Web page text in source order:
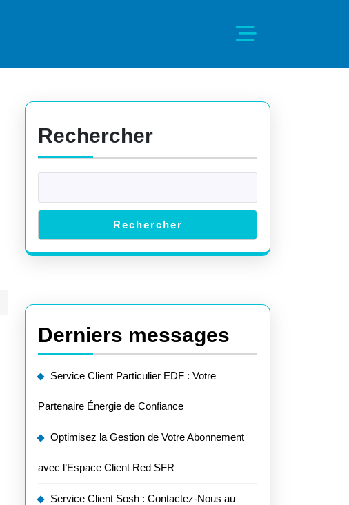
Rechercher
Rechercher
Derniers messages
Service Client Particulier EDF : Votre
Partenaire Énergie de Confiance
Optimisez la Gestion de Votre Abonnement
avec l’Espace Client Red SFR
Service Client Sosh : Contactez-Nous au